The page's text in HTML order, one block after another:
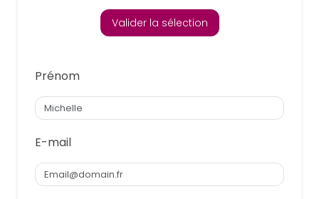
Valider la sélection
Prénom
E-mail